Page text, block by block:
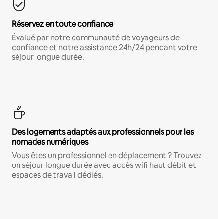
Réservez en toute confiance
Évalué par notre communauté de voyageurs de
confiance et notre assistance 24h/24 pendant votre
séjour longue durée.
Des logements adaptés aux professionnels pour les
nomades numériques
Vous êtes un professionnel en déplacement ? Trouvez
un séjour longue durée avec accès wifi haut débit et
espaces de travail dédiés.